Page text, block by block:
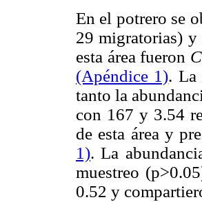
En el potrero se
29 migratorias) y
esta área fueron
(Apéndice 1). La
tanto la
con 167 y 3.54
de esta área y
1). La
muestreo
0.52 y